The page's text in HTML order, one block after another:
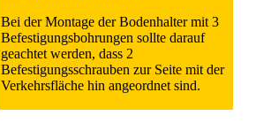
Bei der Montage der Bodenhalter mit 3
Befestigungsbohrungen sollte darauf
geachtet werden, dass 2
Befestigungsschrauben zur Seite mit der
Verkehrsfläche hin angeordnet sind.